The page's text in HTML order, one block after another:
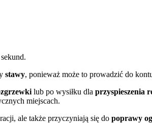
stawy, ponieważ może to prowadzić do
lub po wysiłku dla przyspieszenia
miejscach.
ale także przyczyniają się do poprawy